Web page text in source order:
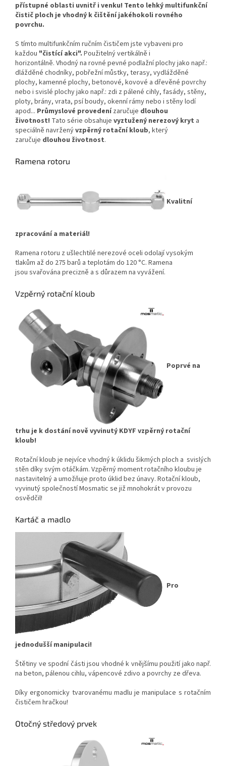
přístupné oblasti uvnitř i venku! Tento lehký multifunkční
čistič ploch je vhodný k čištění jakéhokoli rovného
povrchu.
S tímto multifunkčním ručním čističem jste vybaveni pro
každou "čistící akci". Použitelný vertikálně i
horizontálně. Vhodný na rovné pevné podlažní plochy jako např.:
dlážděné chodníky, pobřežní můstky, terasy, vydlážděné
plochy, kamenné plochy, betonové, kovové a dřevěné povrchy
nebo i svislé plochy jako např.: zdi z pálené cihly, fasády, stěny,
ploty, brány, vrata, psí boudy, okenní rámy nebo i stěny lodí
apod... Průmyslové provedení zaručuje dlouhou
životnost! Tato série obsahuje vyztužený nerezový kryt a
speciálně navrženývzpěrný rotační kloub, který
zaručuje dlouhou životnost.
Ramena rotoru
Kvalitní
zpracování a materiál!
Ramena rotoru z ušlechtilé nerezové oceli odolají vysokým
tlakům až do 275 barů a teplotám do 120 °C. Ramena
jsou svařována precizně a s důrazem na vyvážení.
Vzpěrný rotační kloub
Poprvé na
trhu je k dostání nově vyvinutý KDYF vzpěrný rotační
kloub!
Rotační kloub je nejvíce vhodný k úklidu šikmých ploch a svislých
stěn díky svým otáčkám. Vzpěrný moment rotačního kloubu je
nastavitelný a umožňuje proto úklid bez únavy. Rotační kloub,
vyvinutý společností Mosmatic se již mnohokrát v provozu
osvědčil!
Kartáč a madlo
Pro
jednodušší manipulaci!
Štětiny ve spodní části jsou vhodné k vnějšímu použití jako např.
na beton, pálenou cihlu, vápencové zdivo a povrchy ze dřeva.
Díky ergonomicky tvarovanému madlu je manipulace s rotačním
čističem hračkou!
Otočný středový prvek